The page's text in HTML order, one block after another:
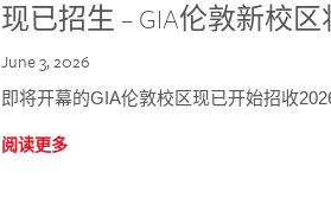
现已招生 – GIA伦敦新校
June 3, 2026
即将开幕的GIA伦敦校区现已开始招收
阅读更多